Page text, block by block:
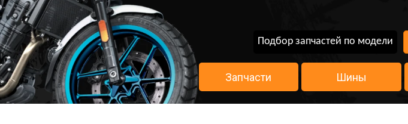
Подбор запчастей по модели
Запчасти Шины